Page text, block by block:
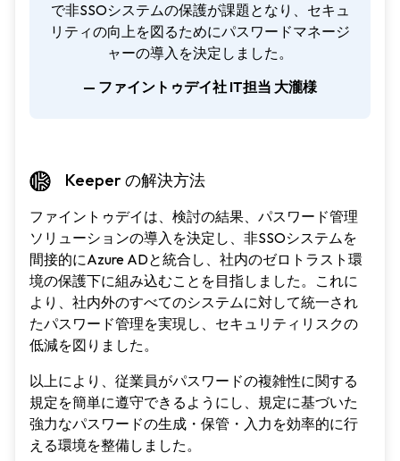
で非SSOシステムの保護が課題となり、セキュ
リティの向上を図るためにパスワードマネージ
ャーの導入を決定しました。
— ファイントゥデイ社 IT担当 大瀧様
Keeper の解決方法
ファイントゥデイは、検討の結果、パスワード管理
ソリューションの導入を決定し、非SSOシステムを
間接的にAzure ADと統合し、社内のゼロトラスト環
境の保護下に組み込むことを目指しました。これに
より、社内外のすべてのシステムに対して統一され
たパスワード管理を実現し、セキュリティリスクの
低減を図りました。
以上により、従業員がパスワードの複雑性に関する
規定を簡単に遵守できるようにし、規定に基づいた
強力なパスワードの生成・保管・入力を効率的に行
える環境を整備しました。